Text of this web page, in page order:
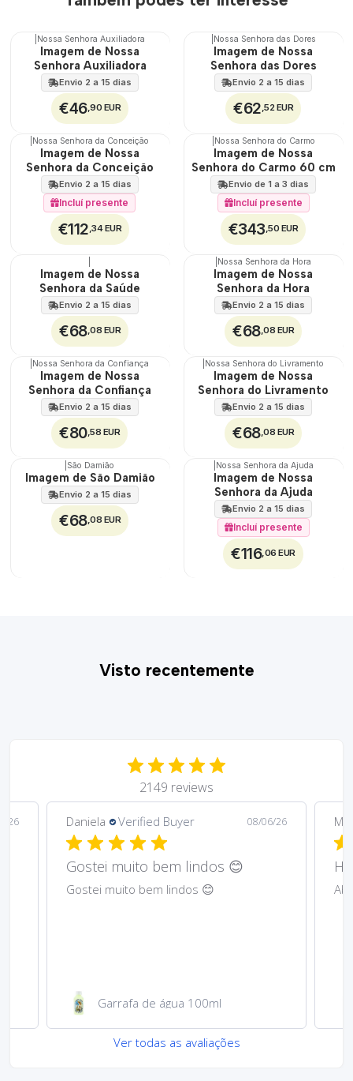
🇵🇹
100%
Nossa Senhora Auxiliadora
Imagem de Nossa
Senhora Auxiliadora
Envio 2 a 15 dias
€46,90 EUR
🇵🇹
100%
Nossa Senhora das Dores
Imagem de Nossa
Senhora das Dores
Envio 2 a 15 dias
€62,52 EUR
🇵🇹
100%
Nossa Senhora da Conceição
Imagem de Nossa
Senhora da Conceição
Envio 2 a 15 dias
Incluí presente
€112,34 EUR
Nossa Senhora do Carmo
Imagem de Nossa
Senhora do Carmo 60 cm
Envio de 1 a 3 dias
Incluí presente
€343,50 EUR
🇵🇹
100%
Imagem de Nossa
Senhora da Saúde
Envio 2 a 15 dias
€68,08 EUR
🇵🇹
100%
Nossa Senhora da Hora
Imagem de Nossa
Senhora da Hora
Envio 2 a 15 dias
€68,08 EUR
🇵🇹
100%
Nossa Senhora da Confiança
Imagem de Nossa
Senhora da Confiança
Envio 2 a 15 dias
€80,58 EUR
🇵🇹
100%
Nossa Senhora do Livramento
Imagem de Nossa
Senhora do Livramento
Envio 2 a 15 dias
€68,08 EUR
🇵🇹
100%
São Damião
Imagem de São Damião
Envio 2 a 15 dias
€68,08 EUR
🇵🇹
100%
Nossa Senhora da Ajuda
Imagem de Nossa
Senhora da Ajuda
Envio 2 a 15 dias
Incluí presente
€116,06 EUR
Visto recentemente
2149 reviews
26 Daniela Verified Buyer 08/06/26
Gostei muito bem lindos 😊
Gostei muito bem lindos 😊
Garrafa de água 100ml
Ver todas as avaliações